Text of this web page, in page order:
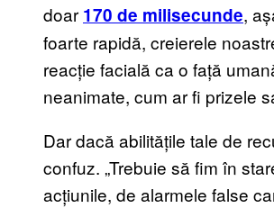
doar 170 de milisecunde,
foarte rapidă, creierele
reacție facială ca o față
neanimate, cum ar fi prizele
Dar dacă abilitățile tale de
confuz. „Trebuie să fim în
acțiunile, de alarmele false